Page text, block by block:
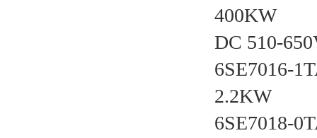
400KW
DC 510-
6SE7016-
2.2KW
6SE7018-